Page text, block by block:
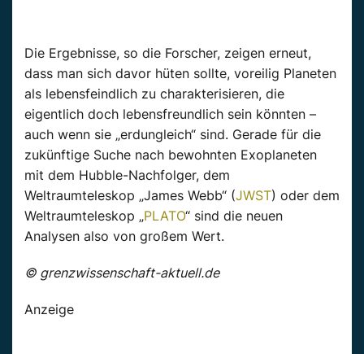
Die Ergebnisse, so die Forscher, zeigen erneut,
dass man sich davor hüten sollte, voreilig Planeten
als lebensfeindlich zu charakterisieren, die
eigentlich doch lebensfreundlich sein könnten –
auch wenn sie „erdungleich“ sind. Gerade für die
zukünftige Suche nach bewohnten Exoplaneten
mit dem Hubble-Nachfolger, dem
Weltraumteleskop „James Webb“ (JWST) oder dem
Weltraumteleskop „PLATO“ sind die neuen
Analysen also von großem Wert.
© grenzwissenschaft-aktuell.de
Anzeige